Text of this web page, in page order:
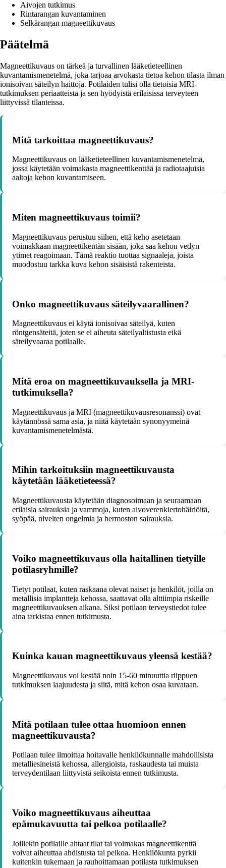
Aivojen tutkimus
Rintarangan kuvantaminen
Selkärangan magneettikuvaus
Päätelmä
Magneettikuvaus on tärkeä ja turvallinen lääketieteellinen
kuvantamismenetelmä, joka tarjoaa arvokasta tietoa kehon tilasta ilman
ionisoivan säteilyn haittoja. Potilaiden tulisi olla tietoisia MRI-
tutkimuksen periaatteista ja sen hyödyistä erilaisissa terveyteen
liittyvissä tilanteissa.
Mitä tarkoittaa magneettikuvaus?
Magneettikuvaus on lääketieteellinen kuvantamismenetelmä,
jossa käytetään voimakasta magneettikenttää ja radiotaajuisia
aaltoja kehon kuvantamiseen.
Miten magneettikuvaus toimii?
Magneettikuvaus perustuu siihen, että keho asetetaan
voimakkaan magneettikentän sisään, joka saa kehon vedyn
ytimet reagoimaan. Tämä reaktio tuottaa signaaleja, joista
muodostuu tarkka kuva kehon sisäisistä rakenteista.
Onko magneettikuvaus säteilyvaarallinen?
Magneettikuvaus ei käytä ionisoivaa säteilyä, kuten
röntgensäteitä, joten se ei aiheuta säteilyaltistusta eikä
säteilyvaaraa potilaalle.
Mitä eroa on magneettikuvauksella ja MRI-
tutkimuksella?
Magneettikuvaus ja MRI (magneettikuvausresonanssi) ovat
käytännössä sama asia, ja niitä käytetään synonyymeinä
kuvantamismenetelmästä.
Mihin tarkoituksiin magneettikuvausta
käytetään lääketieteessä?
Magneettikuvausta käytetään diagnosoimaan ja seuraamaan
erilaisia sairauksia ja vammoja, kuten aivoverenkiertohäiriöitä,
syöpää, nivelten ongelmia ja hermoston sairauksia.
Voiko magneettikuvaus olla haitallinen tietyille
potilasryhmille?
Tietyt potilaat, kuten raskaana olevat naiset ja henkilöt, joilla on
metallisia implantteja kehossa, saattavat olla alttiimpia riskeille
magneettikuvauksen aikana. Siksi potilaan terveystiedot tulee
aina tarkistaa ennen tutkimusta.
Kuinka kauan magneettikuvaus yleensä kestää?
Magneettikuvaus voi kestää noin 15-60 minuuttia riippuen
tutkimuksen laajuudesta ja siitä, mitä kehon osaa kuvataan.
Mitä potilaan tulee ottaa huomioon ennen
magneettikuvausta?
Potilaan tulee ilmoittaa hoitavalle henkilökunnalle mahdollisista
metalliesineistä kehossa, allergioista, raskaudesta tai muista
terveydentilaan liittyvistä seikoista ennen tutkimusta.
Voiko magneettikuvaus aiheuttaa
epämukavuutta tai pelkoa potilaalle?
Joillekin potilaille ahtaat tilat tai voimakas magneettikenttä
voivat aiheuttaa ahdistusta tai pelkoa. Henkilökunta pyrkii
kuitenkin tukemaan ja rauhoittamaan potilasta tutkimuksen